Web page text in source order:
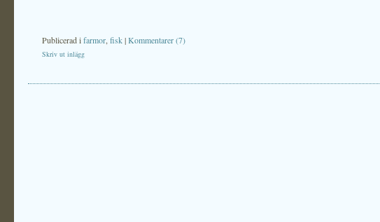
Publicerad ifarmor fisk|Kommentarer (7)
Skriv ut inlägg